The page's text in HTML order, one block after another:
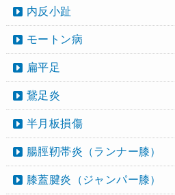
内反小趾
モートン病
扁平足
鵞足炎
半月板損傷
腸脛靭帯炎（ランナー膝）
膝蓋腱炎（ジャンパー膝）